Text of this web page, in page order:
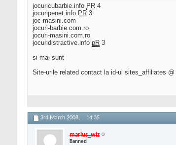
jocuricubarbie.info PR 4
jocuripenet.info PR 3
joc-masini.com
jocuri-barbie.com.ro
jocuri-masini.com.ro
jocuridistractive.info pR 3
si mai sunt
Site-urile related contact la id-ul sites_affiliates @
3rd March 2008, 14:35
marius_wiz
Banned